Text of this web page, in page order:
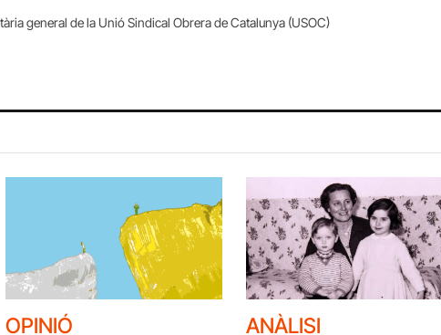
general de la Unió Sindical Obrera de Catalunya (USOC)
OPINIÓ ANÀLISI